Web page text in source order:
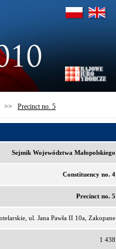
>> Precinct no. 5
Sejmik Województwa Małopolskiego
Constituency no. 4
Precinct no. 5
ul. Jana Pawła II 10a, Zakopane
1 438